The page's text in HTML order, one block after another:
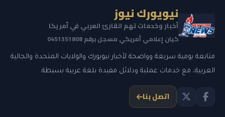
نيويورك نيوز
أخبار وخدمات تهم القارئ العربي في أمريكا
كيان إعلامي أمريكي مسجل برقم 0451351808
متابعة يومية سريعة وواضحة لأخبار نيويورك والولايات المتحدة والجالية
العربية، مع خدمات عملية ودلائل مفيدة بلغة عربية بسيطة.
اتصل بنا